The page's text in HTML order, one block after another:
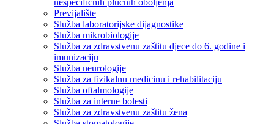
Previjalište
Služba laboratorijske dijagnostike
Služba mikrobiologije
Služba za zdravstvenu zaštitu djece do 6. godine i
imunizaciju
Služba neurologije
Služba za fizikalnu medicinu i rehabilitaciju
Služba oftalmologije
Služba za interne bolesti
Služba za zdravstvenu zaštitu žena